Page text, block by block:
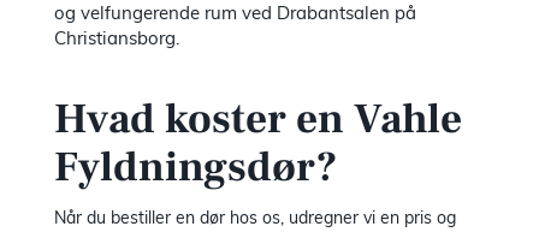
og velfungerende rum ved Drabantsalen på
Christiansborg.
Hvad koster en Vahle
Fyldningsdør?
Når du bestiller en dør hos os, udregner vi en pris og